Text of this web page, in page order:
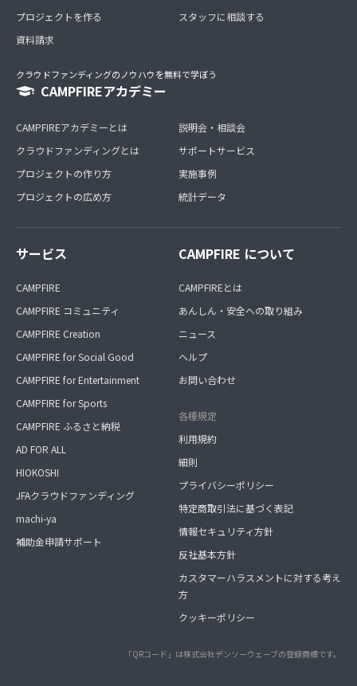
プロジェクトを作る
資料請求
スタッフに相談する
クラウドファンディングのノウハウを無料で学ぼう
CAMPFIREアカデミー
CAMPFIREアカデミーとは
クラウドファンディングとは
プロジェクトの作り方
プロジェクトの広め方
説明会・相談会
サポートサービス
実施事例
統計データ
サービス
CAMPFIRE
CAMPFIRE コミュニティ
CAMPFIRE Creation
CAMPFIRE for Social Good
CAMPFIRE for Entertainment
CAMPFIRE for Sports
CAMPFIRE ふるさと納税
AD FOR ALL
HIOKOSHI
JFAクラウドファンディング
machi-ya
補助金申請サポート
CAMPFIRE について
CAMPFIREとは
あんしん・安全への取り組み
ニュース
ヘルプ
お問い合わせ
各種規定
利用規約
細則
プライバシーポリシー
特定商取引法に基づく表記
情報セキュリティ方針
反社基本方針
カスタマーハラスメントに対する考え
方
クッキーポリシー
「QRコード」は株式会社デンソーウェーブの登録商標です。